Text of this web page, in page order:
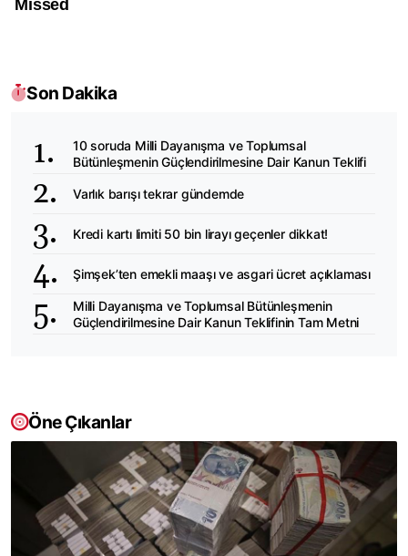
Son Dakika
10 soruda Milli Dayanışma ve Toplumsal
Bütünleşmenin Güçlendirilmesine Dair Kanun Teklifi
Varlık barışı tekrar gündemde
Kredi kartı limiti 50 bin lirayı geçenler dikkat!
Şimşek’ten emekli maaşı ve asgari ücret açıklaması
Milli Dayanışma ve Toplumsal Bütünleşmenin
Güçlendirilmesine Dair Kanun Teklifinin Tam Metni
Öne Çıkanlar